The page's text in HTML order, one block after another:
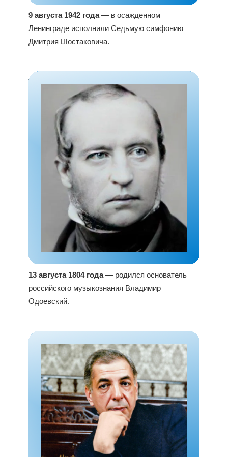
9 августа 1942 года— в осажденном
Ленинграде исполнили Седьмую симфонию
Дмитрия Шостаковича.
13 августа 1804 года— родился основатель
российского музыкознания Владимир
Одоевский.